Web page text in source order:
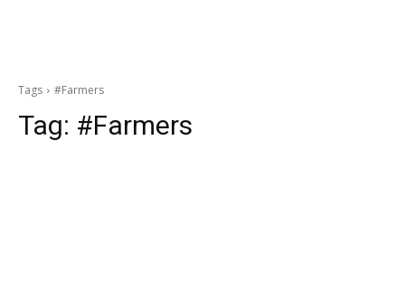
Tags #Farmers
Tag: #Farmers